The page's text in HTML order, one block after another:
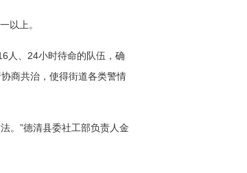
以上。
人、24小时待命的队伍，确
商共治，使得街道各类警情
。”德清县委社工部负责人金